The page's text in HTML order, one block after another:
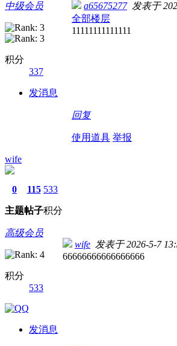
中级会员
积分
337
发消息
a65675277发表于
全部楼层
11111111111111
回复
使用道具 举报
wife
0
主题
115
帖子
533
积分
高级会员
积分
533
发消息
wife 发表于 2026-5-7
66666666666666666